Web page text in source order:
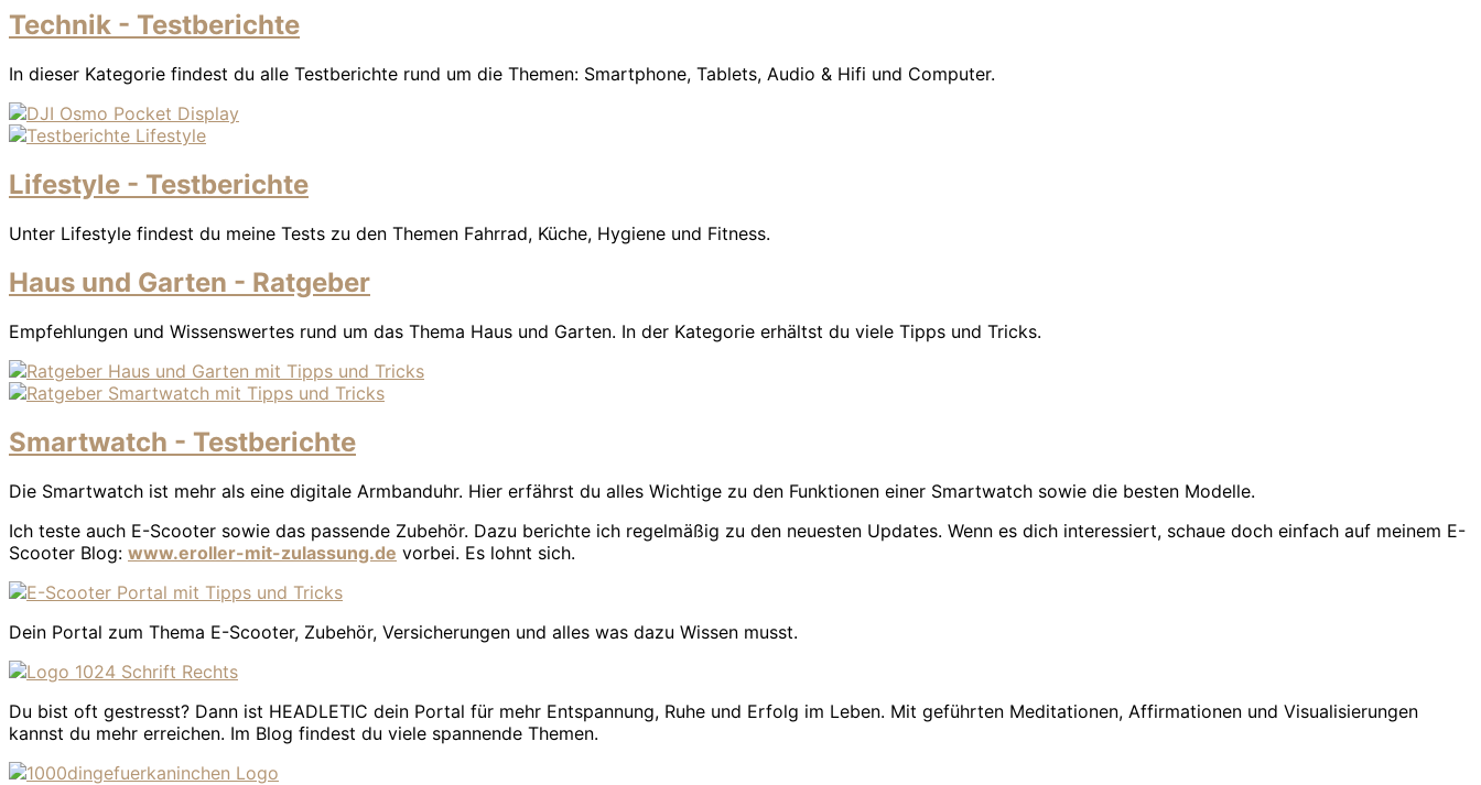
Technik - Testberichte
In dieser Kategorie findest du alle Testberichte rund um die Themen: Smartphone, Tablets, Audio & Hifi und Computer.
Lifestyle - Testberichte
Unter Lifestyle findest du meine Tests zu den Themen Fahrrad, Küche, Hygiene und Fitness.
Haus und Garten - Ratgeber
Empfehlungen und Wissenswertes rund um das Thema Haus und Garten. In der Kategorie erhältst du viele Tipps und Tricks.
Smartwatch - Testberichte
Die Smartwatch ist mehr als eine digitale Armbanduhr. Hier erfährst du alles Wichtige zu den Funktionen einer Smartwatch sowie die besten Modelle.
Ich teste auch E-Scooter sowie das passende Zubehör. Dazu berichte ich regelmäßig zu den neuesten Updates. Wenn es dich interessiert, schaue doch einfach auf meinem E-
Scooter Blog: www.eroller-mit-zulassung.de vorbei. Es lohnt sich.
Dein Portal zum Thema E-Scooter, Zubehör, Versicherungen und alles was dazu Wissen musst.
Du bist oft gestresst? Dann ist HEADLETIC dein Portal für mehr Entspannung, Ruhe und Erfolg im Leben. Mit geführten Meditationen, Affirmationen und Visualisierungen
kannst du mehr erreichen. Im Blog findest du viele spannende Themen.